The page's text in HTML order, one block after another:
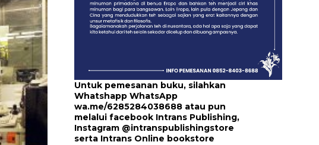
Untuk pemesanan buku, silahkan
Whatshapp WhatsApp
wa.me/6285284038688 atau pun
melalui facebook Intrans Publishing,
Instagram @intranspublishingstore
serta Intrans Online bookstore